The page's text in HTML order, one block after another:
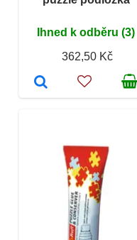
Ihned k odběru (3)
362,50 Kč